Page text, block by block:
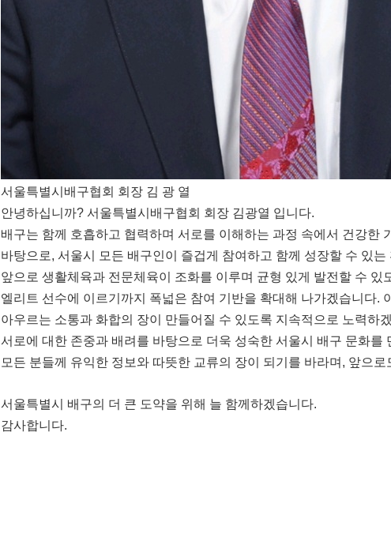
서울특별시배구협회 회장 김 광 열
안녕하십니까? 서울특별시배구협회 회장 김광열 입니다.
배구는 함께 호흡하고 협력하며 서로를 이해하는 과정 속에서 건강한
바탕으로, 서울시 모든 배구인이 즐겁게 참여하고 함께 성장할 수 있
앞으로 생활체육과 전문체육이 조화를 이루며 균형 있게 발전할 수 있
엘리트 선수에 이르기까지 폭넓은 참여 기반을 확대해 나가겠습니다.
아우르는 소통과 화합의 장이 만들어질 수 있도록 지속적으로 노력하
서로에 대한 존중과 배려를 바탕으로 더욱 성숙한 서울시 배구 문화를
모든 분들께 유익한 정보와 따뜻한 교류의 장이 되기를 바라며 , 앞으로
서울특별시 배구의 더 큰 도약을 위해 늘 함께하겠습니다.
감사합니다.